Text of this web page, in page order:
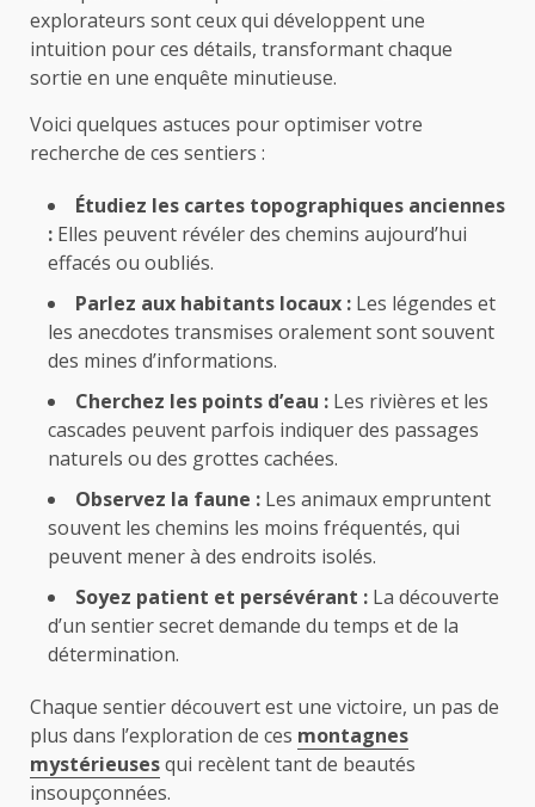
explorateurs sont ceux qui développent une
intuition pour ces détails, transformant chaque
sortie en une enquête minutieuse.
Voici quelques astuces pour optimiser votre
recherche de ces sentiers :
Étudiez les cartes topographiques anciennes
: Elles peuvent révéler des chemins aujourd’hui
effacés ou oubliés.
Parlez aux habitants locaux : Les légendes et
les anecdotes transmises oralement sont souvent
des mines d’informations.
Cherchez les points d’eau : Les rivières et les
cascades peuvent parfois indiquer des passages
naturels ou des grottes cachées.
Observez la faune : Les animaux empruntent
souvent les chemins les moins fréquentés, qui
peuvent mener à des endroits isolés.
Soyez patient et persévérant : La découverte
d’un sentier secret demande du temps et de la
détermination.
Chaque sentier découvert est une victoire, un pas de
plus dans l’exploration de ces montagnes
mystérieusesqui recèlent tant de beautés
insoupçonnées.